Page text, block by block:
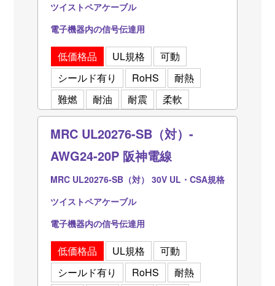
ツイストペアケーブル
電子機器内の信号伝達用
低価格品 UL規格
可動
シールド有り
RoHS
耐熱
難燃
耐油 耐震 柔軟
MRC UL20276-SB（対）-
AWG24-20P 阪神電線
MRC UL20276-SB（対） 30V UL・CSA規格
ツイストペアケーブル
電子機器内の信号伝達用
低価格品 UL規格
可動
シールド有り
RoHS
耐熱